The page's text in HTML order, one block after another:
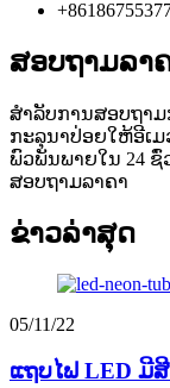
ສອບຖາມລາ
ສໍາ​ລັບ​ການ​ສອບ​ຖາມ​
ກະ​ລຸ​ນາ​ປ່ອຍ​ໃຫ້​ອີ​ເ
ພົວ​ພັນ​ພາຍ​ໃນ 24 ຊົ່
ສອບຖາມລາຄາ
ຂ່າວ​ລ່າ​ສຸດ
05/11/22
ແຖບໄຟ LED ມີ